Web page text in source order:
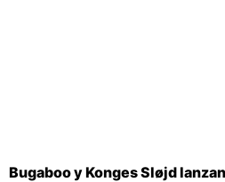
Bugaboo y Konges Sløjd